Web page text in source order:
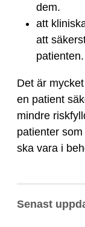
dem.
att
att
patienten.
Det är
en patient
mindre
patienter
ska vara i
Senast